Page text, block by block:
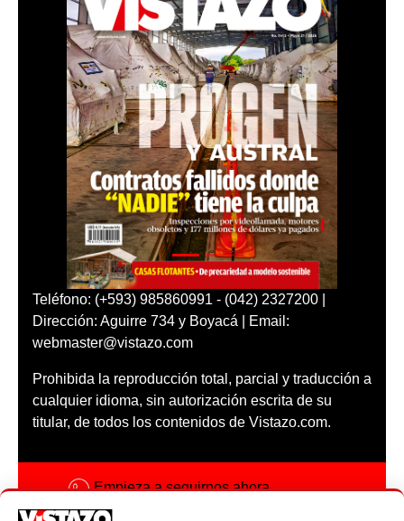
Teléfono: (+593) 985860991 - (042) 2327200 |
Dirección: Aguirre 734 y Boyacá | Email:
webmaster@vistazo.com
Prohibida la reproducción total, parcial y traducción a
cualquier idioma, sin autorización escrita de su
titular, de todos los contenidos de Vistazo.com.
Empieza a seguirnos ahora